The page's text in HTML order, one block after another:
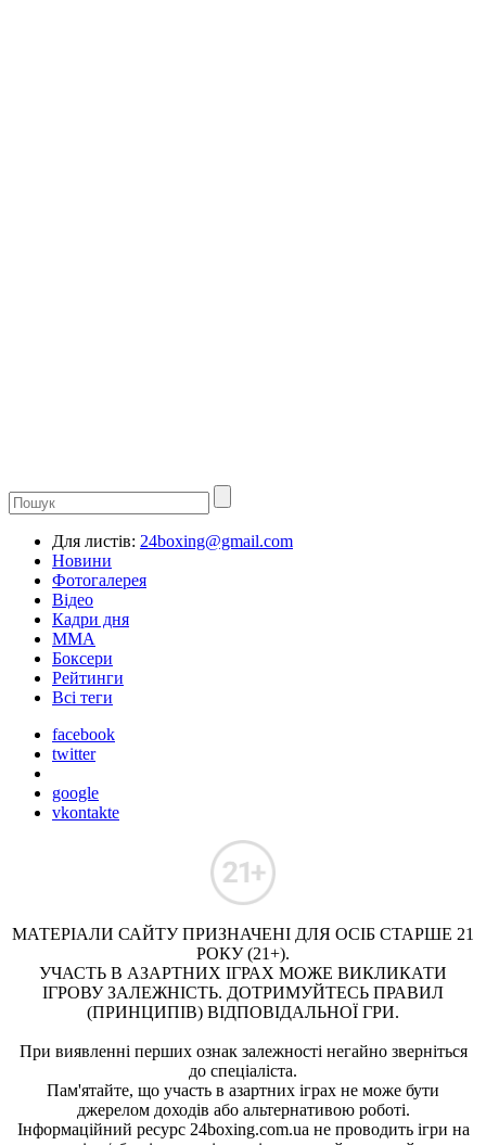
Для листів: 24boxing@gmail.com
Новини
Фотогалерея
Відео
Кадри дня
ММА
Боксери
Рейтинги
Всі теги
facebook
twitter
google
vkontakte
МАТЕРІАЛИ САЙТУ ПРИЗНАЧЕНІ ДЛЯ ОСІБ СТАРШЕ 21
РОКУ (21+).
УЧАСТЬ В АЗАРТНИХ ІГРАХ МОЖЕ ВИКЛИКАТИ
ІГРОВУ ЗАЛЕЖНІСТЬ. ДОТРИМУЙТЕСЬ ПРАВИЛ
(ПРИНЦИПІВ) ВІДПОВІДАЛЬНОЇ ГРИ.
При виявленні перших ознак залежності негайно зверніться
до спеціаліста.
Пам'ятайте, що участь в азартних іграх не може бути
джерелом доходів або альтернативою роботі.
Інформаційний ресурс 24boxing.com.ua не проводить ігри на